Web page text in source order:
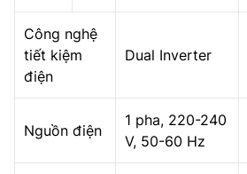
Công nghệ
tiết kiệm
điện
Dual Inverter
Nguồn điện
1 pha, 220-240
V, 50-60 Hz